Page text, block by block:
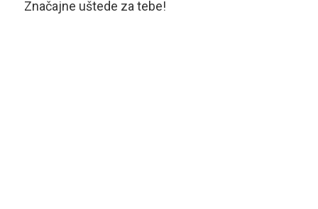
Značajne uštede za tebe!